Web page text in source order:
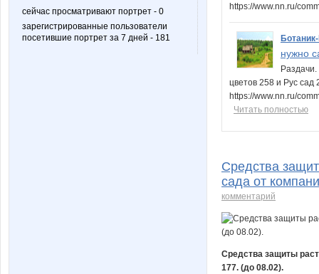
сейчас просматривают портрет - 0
зарегистрированные пользователи
посетившие портрет за 7 дней - 181
https://www.nn.ru/
нужно
цветов 258 и Рус сад
https://www.nn.ru/
Читать полностью
Средства
сада от
комментарий
Средства защиты
177. (до 08.02).